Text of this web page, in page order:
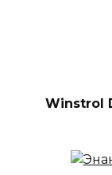
Winstrol